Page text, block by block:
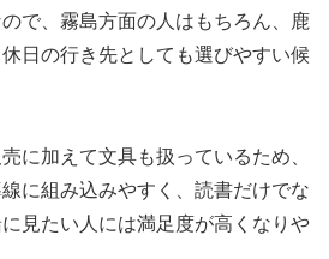
で、霧島方面の人はもちろん、鹿
日の行き先としても選びやすい候
に加えて文具も扱っているため、
に組み込みやすく、読書だけでな
見たい人には満足度が高くなりや